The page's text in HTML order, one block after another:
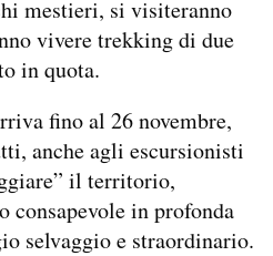
mestieri, si visiteranno
vivere trekking di due
in quota.
fino al 26 novembre,
anche agli escursionisti
il territorio,
consapevole in profonda
selvaggio e straordinario.